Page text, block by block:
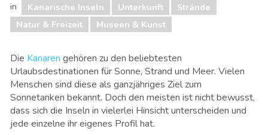
in Kanarische Inseln Unterkunft
Strände
Natur & Freizeit
Museen & Kunst
Die Kanaren gehören zu den beliebtesten
Urlaubsdestinationen für Sonne, Strand und Meer. Vielen
Menschen sind diese als ganzjähriges Ziel zum
Sonnetanken bekannt. Doch den meisten ist nicht bewusst,
dass sich die Inseln in vielerlei Hinsicht unterscheiden und
jede einzelne ihr eigenes Profil hat.